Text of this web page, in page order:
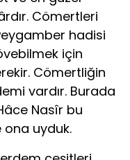
Cömertleri
hadisi
için
Cömertliğin
vardır. Burada
Nasîr bu
ona uyduk.